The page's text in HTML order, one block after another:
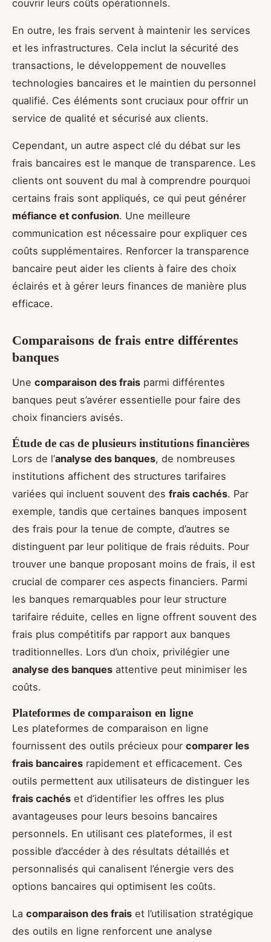
couvrir leurs coûts opérationnels.
En outre, les frais servent à maintenir les services
et les infrastructures. Cela inclut la sécurité des
transactions, le développement de nouvelles
technologies bancaires et le maintien du personnel
qualifié. Ces éléments sont cruciaux pour offrir un
service de qualité et sécurisé aux clients.
Cependant, un autre aspect clé du débat sur les
frais bancaires est le manque de transparence. Les
clients ont souvent du mal à comprendre pourquoi
certains frais sont appliqués, ce qui peut générer
méfiance et confusion. Une meilleure
communication est nécessaire pour expliquer ces
coûts supplémentaires. Renforcer la transparence
bancaire peut aider les clients à faire des choix
éclairés et à gérer leurs finances de manière plus
efficace.
Comparaisons de frais entre différentes
banques
Une comparaison des frais parmi différentes
banques peut s’avérer essentielle pour faire des
choix financiers avisés.
Étude de cas de plusieurs institutions financières
Lors de l’analyse des banques, de nombreuses
institutions affichent des structures tarifaires
variées qui incluent souvent des frais cachés. Par
exemple, tandis que certaines banques imposent
des frais pour la tenue de compte, d’autres se
distinguent par leur politique de frais réduits. Pour
trouver une banque proposant moins de frais, il est
crucial de comparer ces aspects financiers. Parmi
les banques remarquables pour leur structure
tarifaire réduite, celles en ligne offrent souvent des
frais plus compétitifs par rapport aux banques
traditionnelles. Lors d’un choix, privilégier une
analyse des banques attentive peut minimiser les
coûts.
Plateformes de comparaison en ligne
Les plateformes de comparaison en ligne
fournissent des outils précieux pour comparer les
frais bancaires rapidement et efficacement. Ces
outils permettent aux utilisateurs de distinguer les
frais cachés et d’identifier les offres les plus
avantageuses pour leurs besoins bancaires
personnels. En utilisant ces plateformes, il est
possible d’accéder à des résultats détaillés et
personnalisés qui canalisent l’énergie vers des
options bancaires qui optimisent les coûts.
La comparaison des frais et l’utilisation stratégique
des outils en ligne renforcent une analyse